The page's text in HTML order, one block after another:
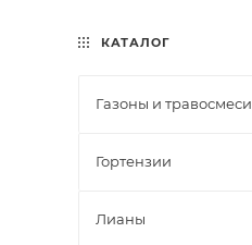
КАТАЛОГ
Газоны и травосмеси
Гортензии
Лианы